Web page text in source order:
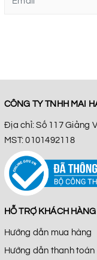
CÔNG TY TNHH MAI
Địa chỉ: Số 117 Giảng
MST: 0101492118
HỖ TRỢ KHÁCH HÀNG
Hướng dẫn mua hàng
Hướng dẫn thanh toán